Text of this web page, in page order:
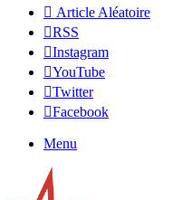
Article Aléatoire
RSS
Instagram
YouTube
Twitter
Facebook
Menu